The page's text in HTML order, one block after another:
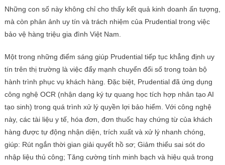
Những con số này không chỉ cho thấy kết quả kinh doanh ấn tượng,
mà còn phản ảnh uy tín và trách nhiệm của Prudential trong việc
bảo vệ hàng triệu gia đình Việt Nam.
Một trong những điểm sáng giúp Prudential tiếp tục khẳng định uy
tín trên thị trường là việc đẩy mạnh chuyển đổi số trong toàn bộ
hành trình phục vụ khách hàng. Đặc biệt, Prudential đã ứng dụng
công nghệ OCR (nhận dạng ký tự quang học tích hợp nhân tạo AI
tạo sinh) trong quá trình xử lý quyền lợi bảo hiểm. Với công nghệ
này, các tài liệu y tế, hóa đơn, đơn thuốc hay chứng từ của khách
hàng được tự động nhận diện, trích xuất và xử lý nhanh chóng,
giúp: Rút ngắn thời gian giải quyết hồ sơ; Giảm thiểu sai sót do
nhập liệu thủ công; Tăng cường tính minh bạch và hiệu quả trong